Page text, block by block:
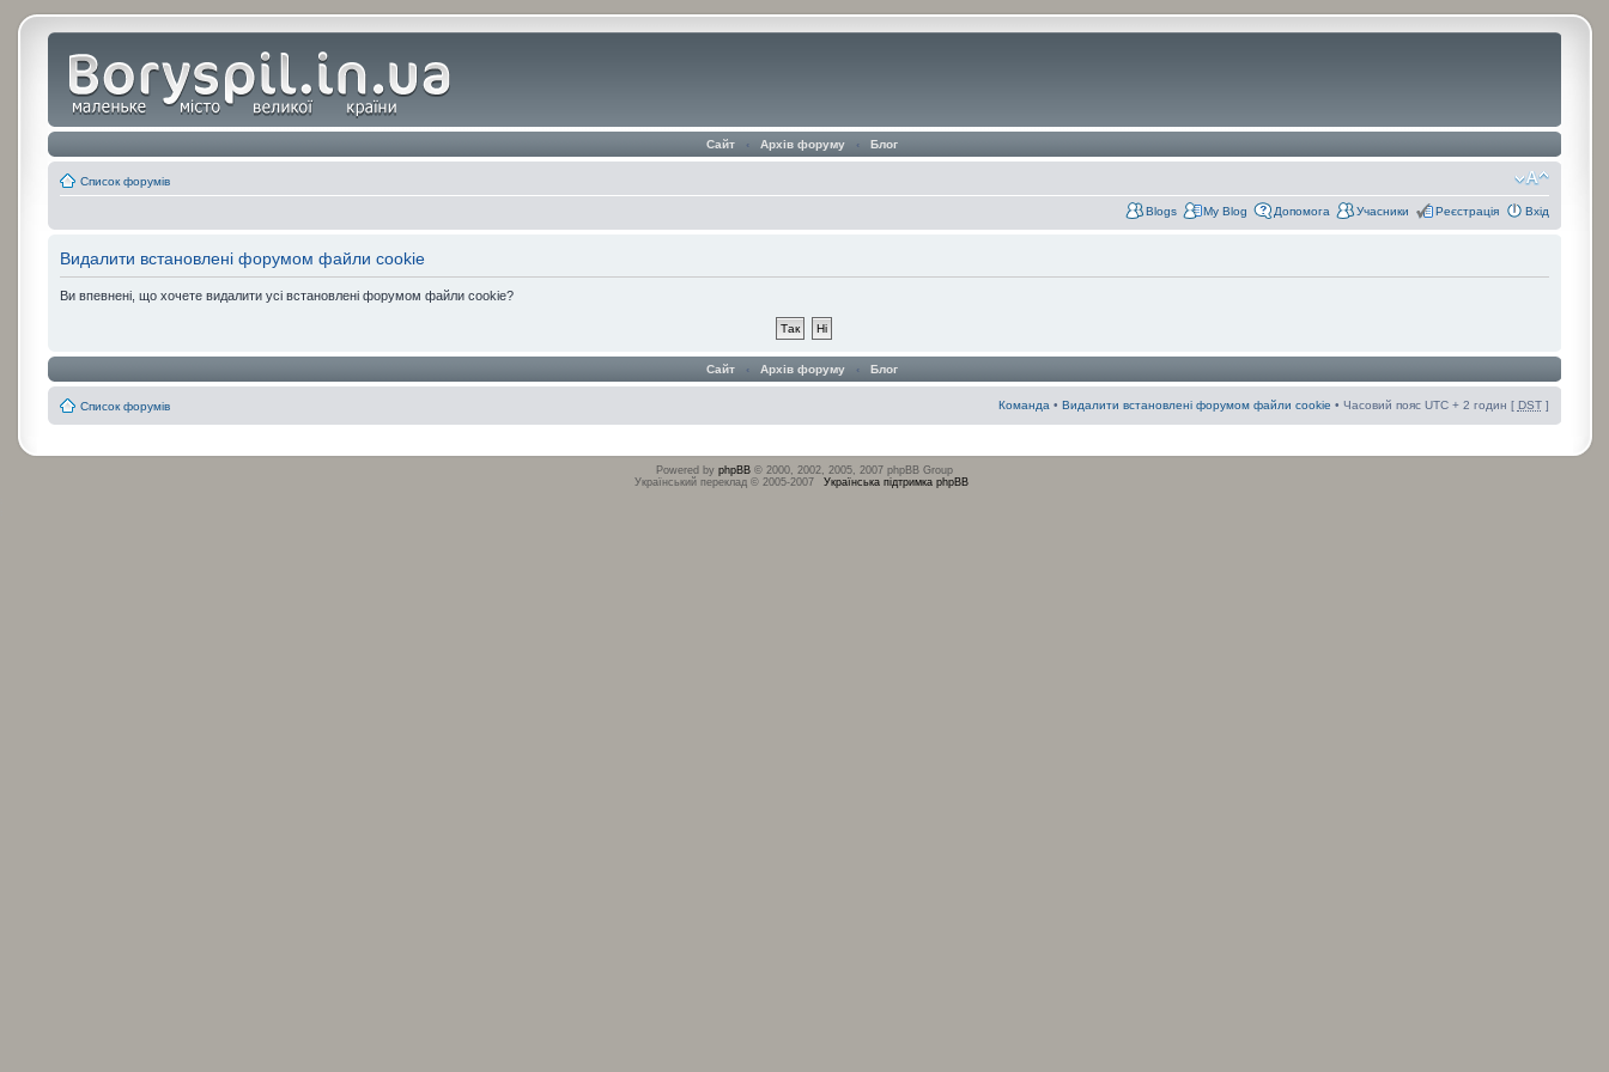
Сайт ‹ Архів форуму ‹ Блог
Список форумів
Blogs My Blog Допомога Учасники Реєстрація Вхід
Видалити встановлені форумом файли cookie
Ви впевнені, що хочете видалити усі встановлені форумом файли cookie?
Сайт ‹ Архів форуму ‹ Блог
Список форумів Команда• Видалити встановлені форумом файли cookie • Часовий пояс UTC + 2 годин [ DST]
Powered by phpBB © 2000, 2002, 2005, 2007 phpBB Group
Український переклад © 2005-2007
Українська підтримка phpBB